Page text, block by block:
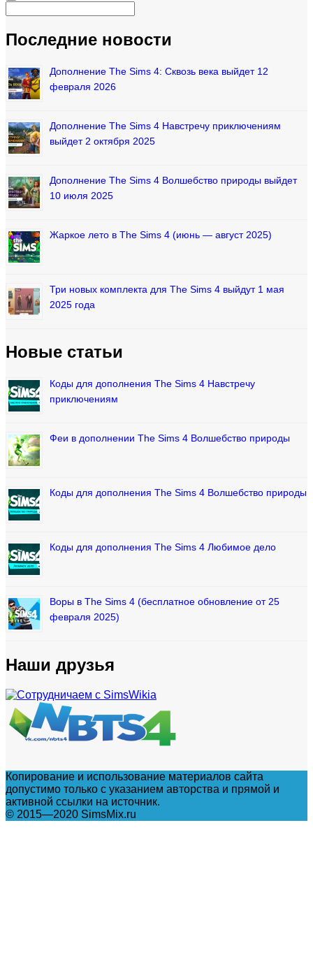
Последние новости
Дополнение The Sims 4: Сквозь века выйдет 12
февраля 2026
Дополнение The Sims 4 Навстречу приключениям
выйдет 2 октября 2025
Дополнение The Sims 4 Волшебство природы выйдет
10 июля 2025
Жаркое лето в The Sims 4 (июнь — август 2025)
Три новых комплекта для The Sims 4 выйдут 1 мая
2025 года
Новые статьи
Коды для дополнения The Sims 4 Навстречу
приключениям
Феи в дополнении The Sims 4 Волшебство природы
Коды для дополнения The Sims 4 Волшебство природы
Коды для дополнения The Sims 4 Любимое дело
Воры в The Sims 4 (бесплатное обновление от 25
февраля 2025)
Наши друзья
Копирование и использование материалов сайта
допустимо только с указанием авторства и прямой и
активной ссылки на источник.
© 2015—2020 SimsMix.ru